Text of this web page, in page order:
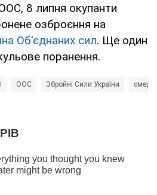
8 липня окупанти
озброєння на
Об'єднаних сил. Ще один
поранення.
ООС Збройні Сили України смерть